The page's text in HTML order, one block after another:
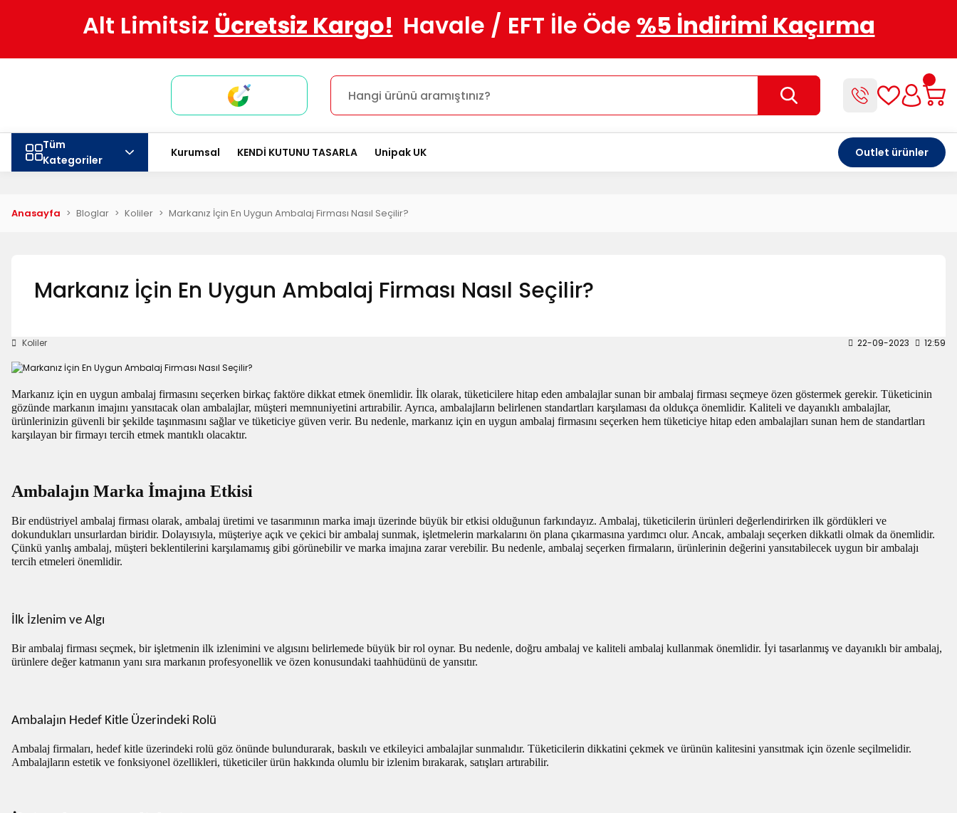
Alt Limitsiz Ücretsiz Kargo! Havale / EFT İle Öde %5 İndirimi Kaçırma
Tüm
Kategoriler
Kurumsal KENDİ KUTUNU TASARLA Unipak UK Outlet ürünler
Anasayfa Bloglar Koliler Markanız İçin En Uygun Ambalaj Firması Nasıl Seçilir?
Markanız İçin En Uygun Ambalaj Firması Nasıl Seçilir?
Koliler 22-09-2023 12:59
Markanız için en uygun ambalaj firmasını seçerken birkaç faktöre dikkat etmek önemlidir. İlk olarak, tüketicilere hitap eden ambalajlar sunan bir ambalaj firması seçmeye özen göstermek gerekir. Tüketicinin
gözünde markanın imajını yansıtacak olan ambalajlar, müşteri memnuniyetini artırabilir. Ayrıca, ambalajların belirlenen standartları karşılaması da oldukça önemlidir. Kaliteli ve dayanıklı ambalajlar,
ürünlerinizin güvenli bir şekilde taşınmasını sağlar ve tüketiciye güven verir. Bu nedenle, markanız için en uygun ambalaj firmasını seçerken hem tüketiciye hitap eden ambalajları sunan hem de standartları
karşılayan bir firmayı tercih etmek mantıklı olacaktır.
Ambalajın Marka İmajına Etkisi
Bir endüstriyel ambalaj firması olarak, ambalaj üretimi ve tasarımının marka imajı üzerinde büyük bir etkisi olduğunun farkındayız. Ambalaj, tüketicilerin ürünleri değerlendirirken ilk gördükleri ve
dokundukları unsurlardan biridir. Dolayısıyla, müşteriye açık ve çekici bir ambalaj sunmak, işletmelerin markalarını ön plana çıkarmasına yardımcı olur. Ancak, ambalajı seçerken dikkatli olmak da önemlidir.
Çünkü yanlış ambalaj, müşteri beklentilerini karşılamamış gibi görünebilir ve marka imajına zarar verebilir. Bu nedenle, ambalaj seçerken firmaların, ürünlerinin değerini yansıtabilecek uygun bir ambalajı
tercih etmeleri önemlidir.
İlk İzlenim ve Algı
Bir ambalaj firması seçmek, bir işletmenin ilk izlenimini ve algısını belirlemede büyük bir rol oynar. Bu nedenle, doğru ambalaj ve kaliteli ambalaj kullanmak önemlidir. İyi tasarlanmış ve dayanıklı bir ambalaj,
ürünlere değer katmanın yanı sıra markanın profesyonellik ve özen konusundaki taahhüdünü de yansıtır.
Ambalajın Hedef Kitle Üzerindeki Rolü
Ambalaj firmaları, hedef kitle üzerindeki rolü göz önünde bulundurarak, baskılı ve etkileyici ambalajlar sunmalıdır. Tüketicilerin dikkatini çekmek ve ürünün kalitesini yansıtmak için özenle seçilmelidir.
Ambalajların estetik ve fonksiyonel özellikleri, tüketiciler ürün hakkında olumlu bir izlenim bırakarak, satışları artırabilir.